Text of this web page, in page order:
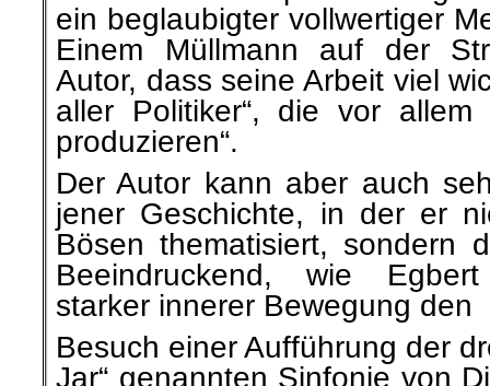
ein beglaubigter vollwertiger
Einem Müllmann auf der
Autor, dass seine Arbeit viel
aller Politiker“, die vor
produzieren“.
Der Autor kann aber auch
jener Geschichte, in der er
Bösen thematisiert, sondern
Beeindruckend, wie
starker innerer Bewegung den
Besuch einer Aufführung der
Jar“ genannten Sinfonie von